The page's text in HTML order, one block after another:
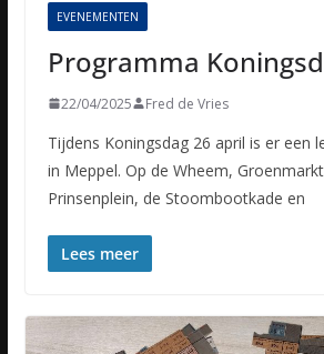
EVENEMENTEN
Programma
22/04/2025 Fred de Vries
Tijdens Koningsdag 26 april is er een
in Meppel. Op de Wheem,
Prinsenplein, de Stoombootkade en
Lees meer